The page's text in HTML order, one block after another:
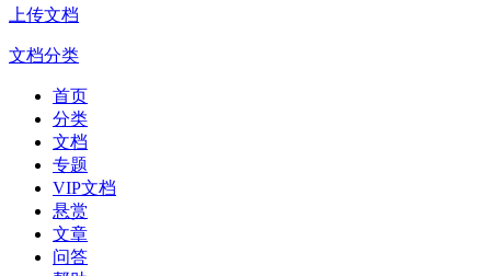
上传文档
文档分类
首页
分类
文档
专题
VIP文档
悬赏
文章
问答